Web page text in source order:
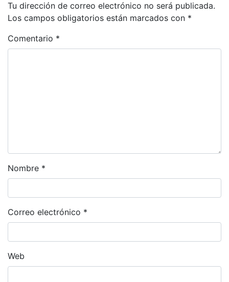
Tu dirección de correo electrónico no será publicada.
Los campos obligatorios están marcados con *
Comentario *
Nombre *
Correo electrónico *
Web